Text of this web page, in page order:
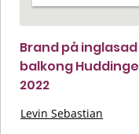
Brand på inglasad
balkong Huddinge
2022
Levin Sebastian